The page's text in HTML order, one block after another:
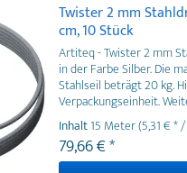
Twister 2 mm
cm, 10 Stück
Artiteq - Twister 2 mm
in der Farbe Silber. Die
Stahlseil beträgt 20 kg.
Verpackungseinheit.
Verpackungseinheiten
Inhalt15 Meter(5,31 € *
79,66 € *